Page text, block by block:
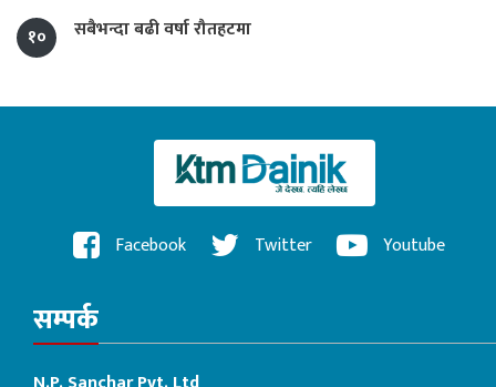
१०
सबैभन्दा बढी वर्षा रौतहटमा
Facebook Twitter Youtube
सम्पर्क